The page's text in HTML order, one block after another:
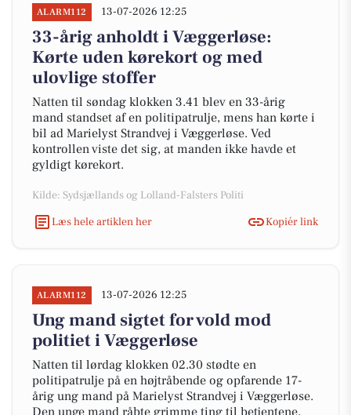
ALARM112 13-07-2026 12:25
33-årig anholdt i Væggerløse:
Kørte uden kørekort og med
ulovlige stoffer
Natten til søndag klokken 3.41 blev en 33-årig
mand standset af en politipatrulje, mens han kørte i
bil ad Marielyst Strandvej i Væggerløse. Ved
kontrollen viste det sig, at manden ikke havde et
gyldigt kørekort.
Kilde: Sydsjællands og Lolland-Falsters Politi
Læs hele artiklen her
Kopiér link
ALARM112 13-07-2026 12:25
Ung mand sigtet for vold mod
politiet i Væggerløse
Natten til lørdag klokken 02.30 stødte en
politipatrulje på en højtråbende og opfarende 17-
årig ung mand på Marielyst Strandvej i Væggerløse.
Den unge mand råbte grimme ting til betjentene,